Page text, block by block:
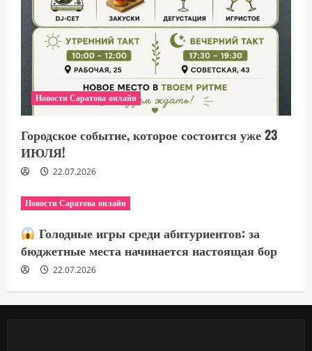
Новости Саратова онлайн
Городское событие, которое состоится уже 23
ИЮЛЯ!
22.07.2026
Новости Саратова онлайн
Голодные игры среди абитуриентов: за
бюджетные места начинается настоящая бор
22.07.2026